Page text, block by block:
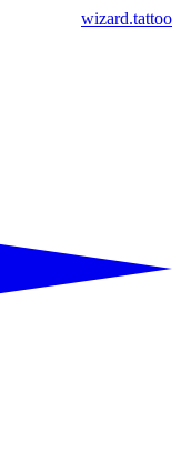
wizard.tattoo